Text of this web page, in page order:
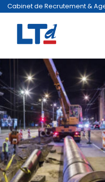
Cabinet de Recrutement &